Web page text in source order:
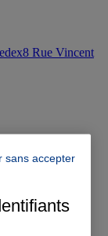
8 Rue Vincent
sans accepter